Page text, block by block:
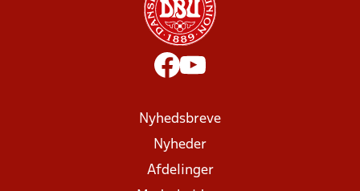
Nyhedsbreve
Nyheder
Afdelinger